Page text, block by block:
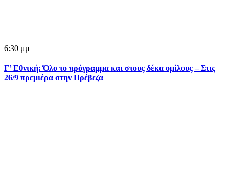
6:30 μμ
Γ’ Εθνική: Όλο το πρόγραμμα και στους δέκα ομίλους – Στις
26/9 πρεμιέρα στην Πρέβεζα